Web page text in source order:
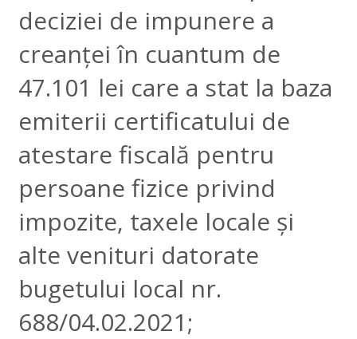
deciziei de impunere a
creanței în cuantum de
47.101 lei care a stat la baza
emiterii certificatului de
atestare fiscală pentru
persoane fizice privind
impozite, taxele locale și
alte venituri datorate
bugetului local nr.
688/04.02.2021;